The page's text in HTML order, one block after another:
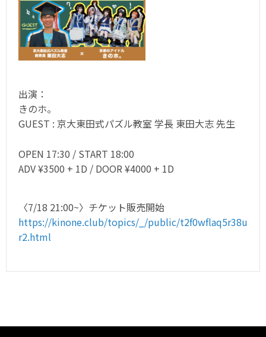
出演：
きのホ。
GUEST : 京大東田式パズル教室 学長 東田大志 先生
OPEN 17:30 / START 18:00
ADV ¥3500 + 1D / DOOR ¥4000 + 1D
〈7/18 21:00~〉チケット販売開始
https://kinone.club/topics/_/public/t2f0wflaq5r38u
r2.html